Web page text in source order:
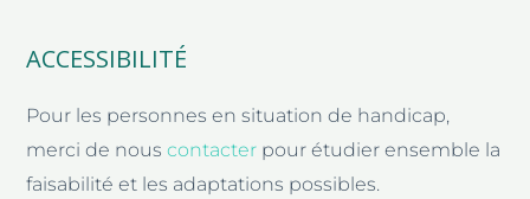
ACCESSIBILITÉ
Pour les personnes en situation de handicap,
merci de nouscontacter pour étudier ensemble la
faisabilité et les adaptations possibles.